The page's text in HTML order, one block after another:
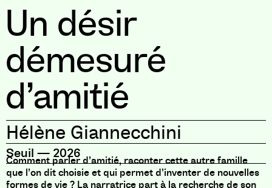
Un désir
démesuré
d’amitié
Hélène Giannecchini
Seuil — 2026
Comment parler d’amitié, raconter cette autre famille
que l’on dit choisie et qui permet d’inventer de nouvelles
formes de vie ? La narratrice part à la recherche de son